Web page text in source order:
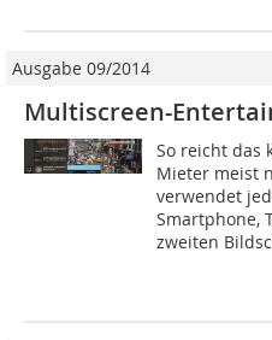
Ausgabe 09/2014
Multiscreen-
So reicht das
Mieter meist
verwendet
Smartphone,
zweiten